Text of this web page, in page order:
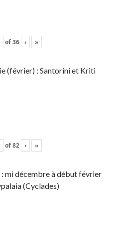
of36 › »
(février) : Santorini et Kriti
of82 › »
mi décembre à début février
(Cyclades)